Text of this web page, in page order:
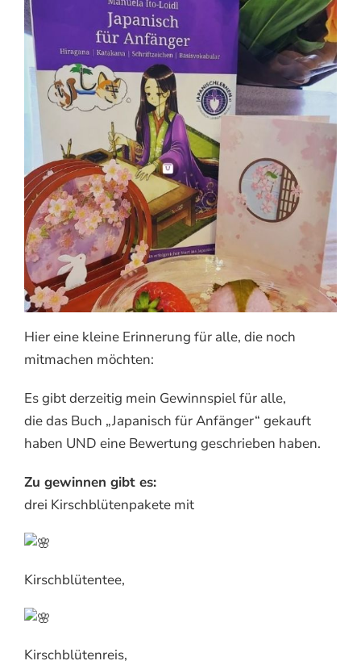
Hier eine kleine Erinnerung für alle, die noch
mitmachen möchten:
Es gibt derzeitig mein Gewinnspiel für alle,
die das Buch „Japanisch für Anfänger“ gekauft
haben UND eine Bewertung geschrieben haben.
Zu gewinnen gibt es:
drei Kirschblütenpakete mit
Kirschblütentee,
Kirschblütenreis,